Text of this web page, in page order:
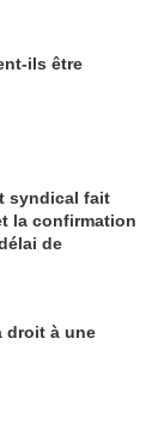
ils être
syndical fait
la confirmation
de
droit à une